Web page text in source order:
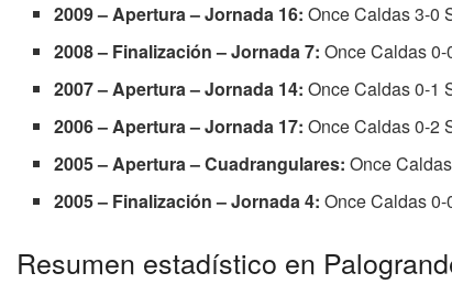
2009 – Apertura – Jornada 16: Once Caldas 3-0
2008 – Finalización – Jornada 7: Once Caldas
2007 – Apertura – Jornada 14: Once Caldas 0-1
2006 – Apertura – Jornada 17: Once Caldas 0-2
2005 – Apertura – Cuadrangulares: Once
2005 – Finalización – Jornada 4: Once Caldas
Resumen estadístico en